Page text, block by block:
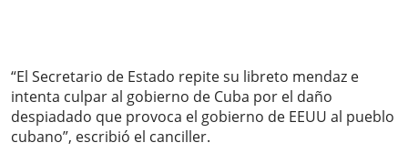
“El Secretario de Estado repite su libreto mendaz e
intenta culpar al gobierno de Cuba por el daño
despiadado que provoca el gobierno de EEUU al pueblo
cubano”, escribió el canciller.